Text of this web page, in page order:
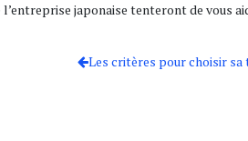
japonaise tenteront de vous
Les critères pour choisir sa